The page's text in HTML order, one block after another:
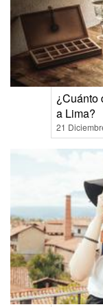
¿Cuánto
a Lima?
21